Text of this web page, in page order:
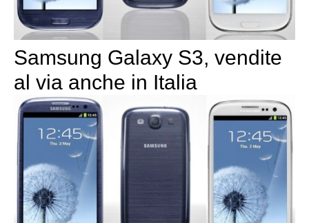
Samsung Galaxy S3, vendite
al via anche in Italia